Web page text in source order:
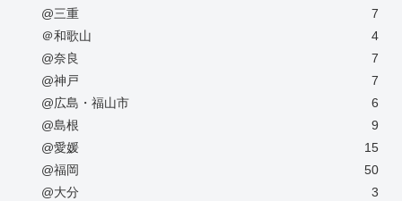
@三重
7
＠和歌山
4
@奈良
7
@神戸
7
@広島・福山市
6
@島根
9
@愛媛
15
@福岡
50
@大分
3